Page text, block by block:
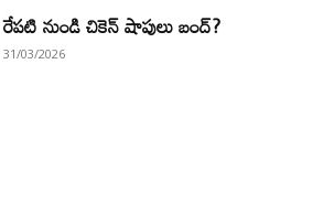
రేపటి నుండి చికెన్ షాపులు బంద్?
31/03/2026